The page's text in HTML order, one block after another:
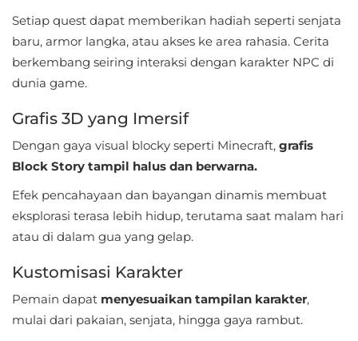
Fitness
House
&
LifeStyle
&
Navigation
Setiap quest dapat memberikan hadiah seperti senjata
baru, armor langka, atau akses ke area rahasia. Cerita
berkembang seiring interaksi dengan karakter NPC di
dunia game.
Grafis 3D yang Imersif
Dengan gaya visual blocky seperti Minecraft, grafis
Block Story tampil halus dan berwarna.
Efek pencahayaan dan bayangan dinamis membuat
eksplorasi terasa lebih hidup, terutama saat malam hari
atau di dalam gua yang gelap.
Kustomisasi Karakter
Pemain dapat menyesuaikan tampilan karakter,
mulai dari pakaian, senjata, hingga gaya rambut.